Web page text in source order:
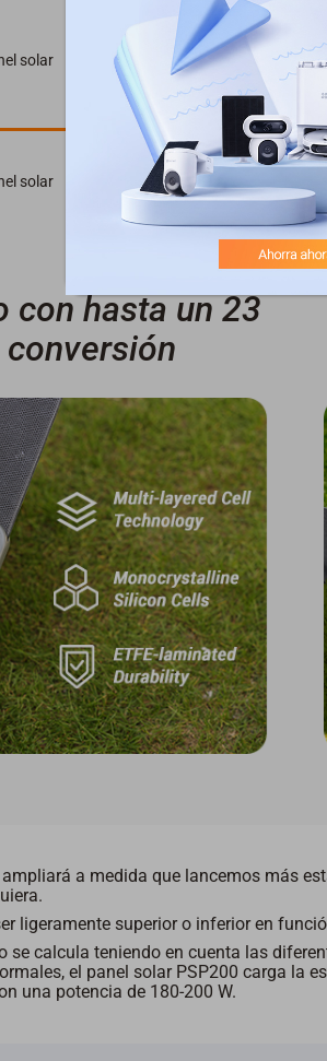
solar 8-16 horas
solar 4-8 horas
con hasta un 23
conversión
a medida que lancemos más
ligeramente superior o inferior en
se calcula teniendo en cuenta las
el panel solar PSP200 carga la
una potencia de 180-200 W.